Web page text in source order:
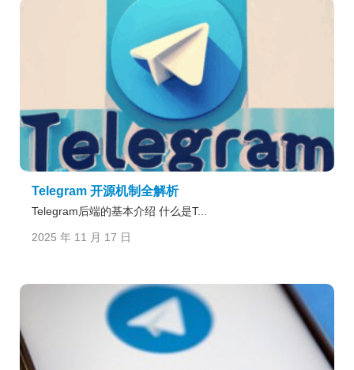
Telegram 开源机制全解析
Telegram后端的基本介绍 什么是T...
2025 年 11 月 17 日